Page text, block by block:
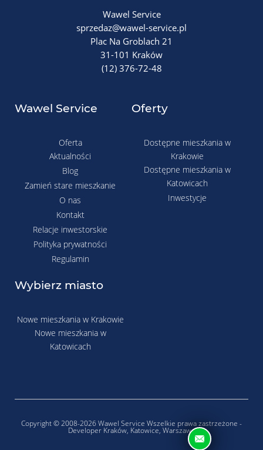
Wawel Service
sprzedaz@wawel-service.pl
Plac Na Groblach 21
31-101 Kraków
(12) 376-72-48
Wawel Service
Oferta
Aktualności
Blog
Zamień stare mieszkanie
O nas
Kontakt
Relacje inwestorskie
Polityka prywatności
Regulamin
Oferty
Dostępne mieszkania w
Krakowie
Dostępne mieszkania w
Katowicach
Inwestycje
Wybierz miasto
Nowe mieszkania w Krakowie
Nowe mieszkania w
Katowicach
Copyright © 2008-2026 Wawel Service Wszelkie prawa zastrzeżone -
Developer Kraków, Katowice, Warszawa